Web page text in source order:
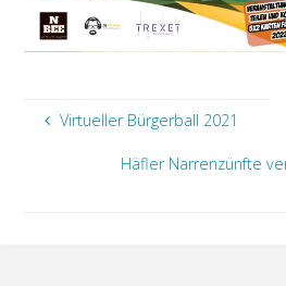
Virtueller Bürgerball 2021
Häfler Narrenzünfte